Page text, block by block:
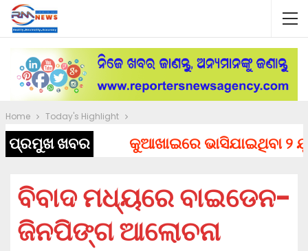
Home Today's Highlight
ପ୍ରମୁଖ ଖବର କୁଆଖାଇରେ ଭାସିଯାଇଥିବା ୨
ବିବାଦ ମଧ୍ୟରେ ବାଇଡେନ-
ଜିନପିଙ୍ଗ ଆଲୋଚନା